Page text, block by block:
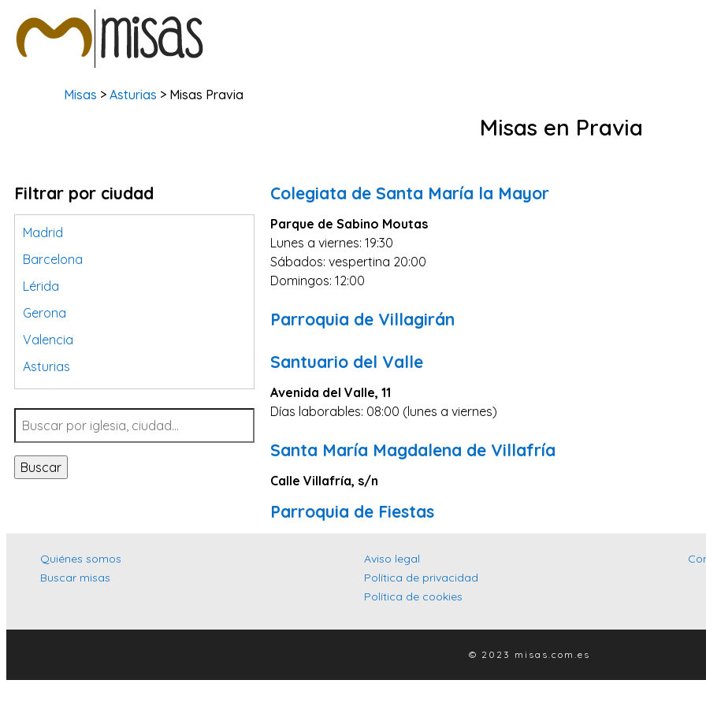
Misas >Asturias > Misas Pravia
Misas en Pravia
Filtrar por ciudad
Madrid
Barcelona
Lérida
Gerona
Valencia
Asturias
Tarragona
Navarra
Valladolid
Sevilla
Cantabria
Islas Baleares
Málaga
Buscar
Colegiata de Santa María la Mayor
Parque de Sabino Moutas
Lunes a viernes: 19:30
Sábados: vespertina 20:00
Domingos: 12:00
Parroquia de Villagirán
Santuario del Valle
Avenida del Valle, 11
Días laborables: 08:00 (lunes a viernes)
Santa María Magdalena de Villafría
Calle Villafría, s/n
Parroquia de Fiestas
Quiénes somos
Buscar misas
Aviso legal
Política de privacidad
Política de cookies
© 2023 misas.com.es